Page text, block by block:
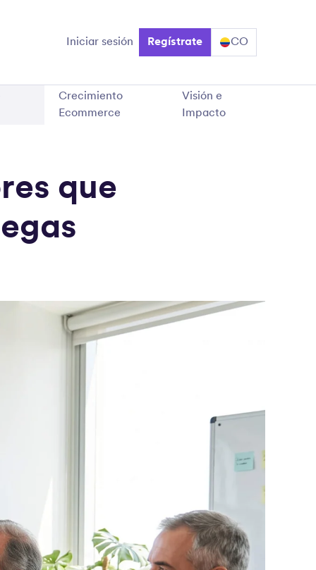
Iniciar sesión Regístrate CO
Crecimiento
Ecommerce
Visión e
Impacto
que